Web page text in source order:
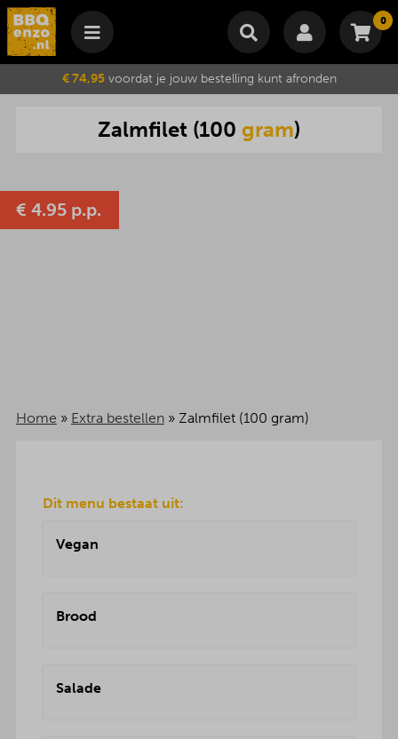
0
Winkelmand
Je winkelwagen is momenteel leeg.
Subtotaal €
Wijzig winkelmand Bestellen
€ 74,95voordat je jouw bestelling kunt afronden
€ 4.95 p.p.
Zalmfilet (100 gram)
Home » Extra bestellen» Zalmfilet (100 gram)
Dit menu bestaat uit:
Vegan
Brood
Salade